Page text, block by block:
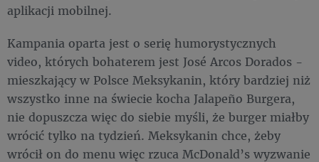
aplikacji mobilnej.
Kampania oparta jest o serię humorystycznych
video, których bohaterem jest José Arcos Dorados -
mieszkający w Polsce Meksykanin, który bardziej niż
wszystko inne na świecie kocha Jalapeño Burgera,
nie dopuszcza więc do siebie myśli, że burger miałby
wrócić tylko na tydzień. Meksykanin chce, żeby
wrócił on do menu więc rzuca McDonald’s wyzwanie